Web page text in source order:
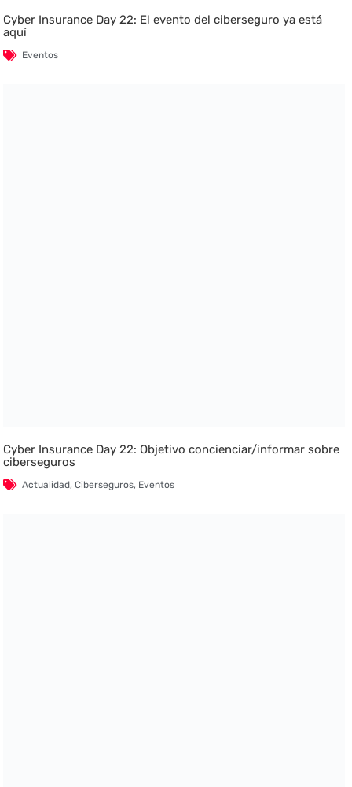
Cyber Insurance Day 22: El evento del ciberseguro ya está
aquí
Eventos
Cyber Insurance Day 22: Objetivo concienciar/informar sobre
ciberseguros
Actualidad,Ciberseguros, Eventos